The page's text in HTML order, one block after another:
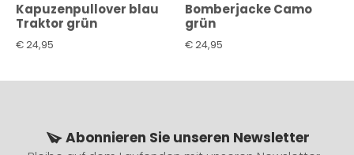
Kapuzenpullover blau
Traktor grün
€24,95
Bomberjacke Camo
grün
€24,95
Abonnieren Sie unseren Newsletter